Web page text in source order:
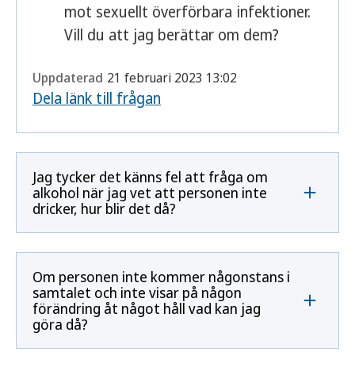
mot sexuellt överförbara infektioner.
Vill du att jag berättar om dem?
Uppdaterad 21 februari 2023 13:02
Dela länk till frågan
Jag tycker det känns fel att fråga om
alkohol när jag vet att personen inte
dricker, hur blir det då?
Om personen inte kommer någonstans i
samtalet och inte visar på någon
förändring åt något håll vad kan jag
göra då?